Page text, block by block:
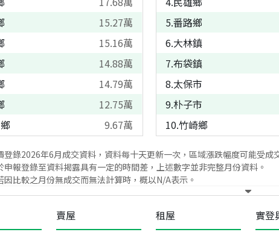
15.27萬
15.16萬
14.88萬
14.79萬
12.75萬
9.67萬
5.番路鄉
6.大林鎮
7.布袋鎮
8.太保市
9.朴子市
10.竹崎鄉
登錄2026年6月成交資料，資料每十天更新一次，區域漲跌幅度可能受
申報登錄至資料揭露具有一定的時間差，上述數字並非完整月份資料。
因比較之月份無成交而無法計算時，概以N/A表示。
賣屋 租屋 實登